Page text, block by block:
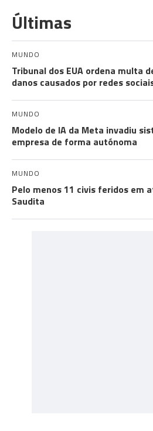
Últimas
MUNDO
Tribunal dos EUA ordena multa
danos causados por redes
MUNDO
Modelo de IA da Meta invadiu
empresa de forma autónoma
MUNDO
Pelo menos 11 civis feridos em
Saudita